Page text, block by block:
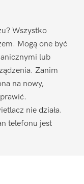
Wszystko
Mogą one być
lub
Zanim
na nowy,
nie działa.
telefonu jest